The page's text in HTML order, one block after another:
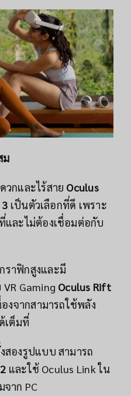
ม
วกและไร้สาย Oculus
เป็นตัวเลือกที่ดี เพราะ
และไม่ต้องเชื่อมต่อกับ
าฟิกสูงและมี
Gaming Oculus Rift
งจากสามารถใช้พลัง
เต็มที่
สองรูปแบบ สามารถ
และใช้ Oculus Link ใน
าก PC